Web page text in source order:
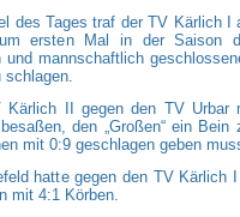
des Tages traf der TV Kärlich
ersten Mal in der Saison
und mannschaftlich
schlagen.
Kärlich II gegen den TV Urbar
den „Großen“ ein
mit 0:9 geschlagen geben
hatte gegen den TV
mit 4:1 Körben.